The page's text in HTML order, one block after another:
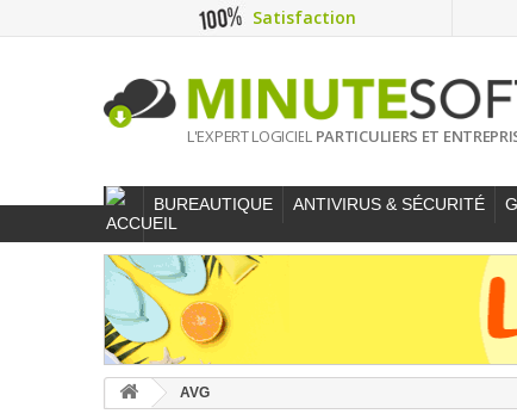
Satisfaction
L'EXPERT LOGICIEL PARTICULIERS ET
BUREAUTIQUE ANTIVIRUS & SÉCURITÉ
AVG